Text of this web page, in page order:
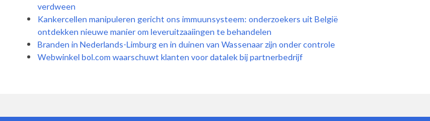
verdween
Kankercellen manipuleren gericht ons immuunsysteem: onderzoekers uit België
ontdekken nieuwe manier om leveruitzaaiingen te behandelen
Branden in Nederlands-Limburg en in duinen van Wassenaar zijn onder controle
Webwinkel bol.com waarschuwt klanten voor datalek bij partnerbedrijf